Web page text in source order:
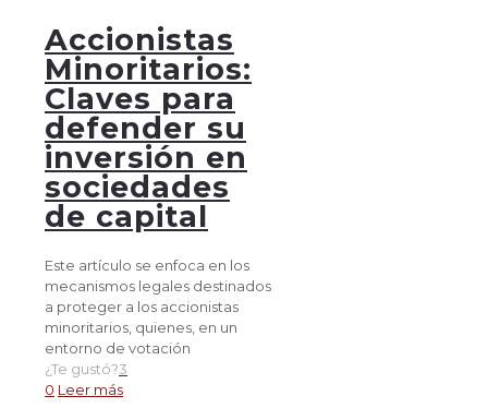
Accionistas
Minoritarios:
Claves para
defender su
inversión en
sociedades
de capital
Este artículo se enfoca en los
mecanismos legales destinados
a proteger a los accionistas
minoritarios, quienes, en un
entorno de votación
¿Te gustó?3
0 Leer más